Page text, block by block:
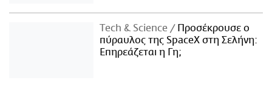
Τech & Science
Προσέκρουσε ο
πύραυλος της SpaceX στη Σελήνη:
Επηρεάζεται η Γη;